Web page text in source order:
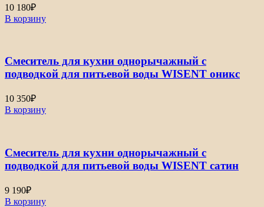
10 180₽
В корзину
Смеситель для кухни однорычажный с
подводкой для питьевой воды WISENT оникс
10 350₽
В корзину
Смеситель для кухни однорычажный с
подводкой для питьевой воды WISENT сатин
9 190₽
В корзину